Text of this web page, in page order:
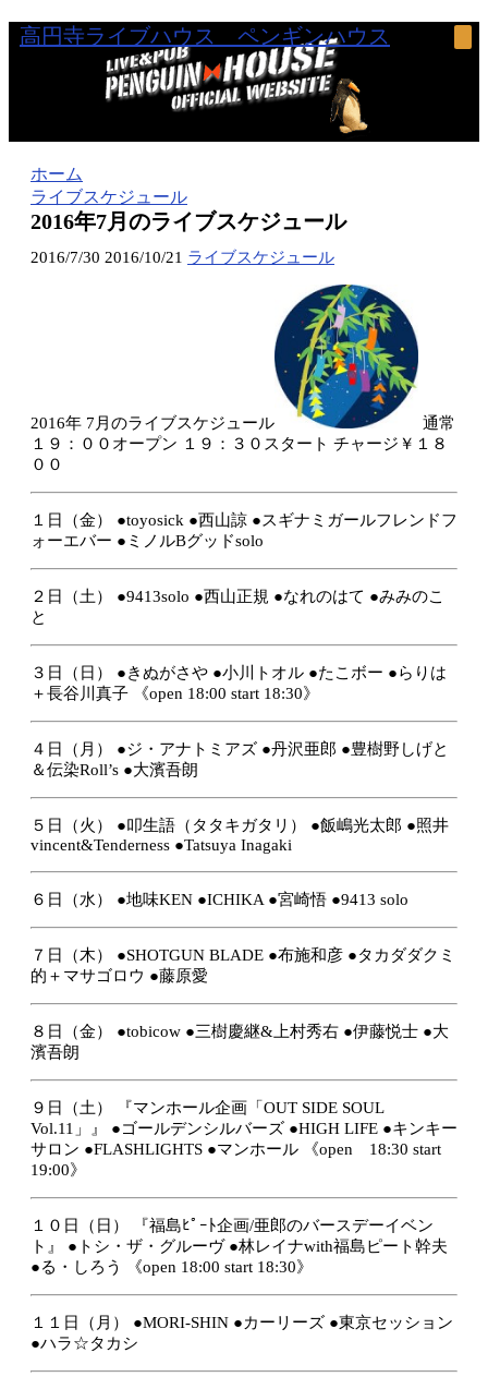
高円寺ライブハウス ペンギンハウス
ホーム
ライブスケジュール
2016年7月のライブスケジュール
2016/7/30 2016/10/21 ライブスケジュール
2016年 7月のライブスケジュール
通常
１９：００オープン １９：３０スタート チャージ￥１８
００
１日（金） ●toyosick ●西山諒 ●スギナミガールフレンドフ
ォーエバー ●ミノルBグッドsolo
２日（土） ●9413solo ●西山正規 ●なれのはて ●みみのこ
と
３日（日） ●きぬがさや ●小川トオル ●たこボー ●らりは
＋長谷川真子 《open 18:00 start 18:30》
４日（月） ●ジ・アナトミアズ ●丹沢亜郎 ●豊樹野しげと
＆伝染Roll’s ●大濱吾朗
５日（火） ●叩生語（タタキガタリ） ●飯嶋光太郎 ●照井
vincent&Tenderness ●Tatsuya Inagaki
６日（水） ●地味KEN ●ICHIKA ●宮崎悟 ●9413 solo
７日（木） ●SHOTGUN BLADE ●布施和彦 ●タカダダクミ
的＋マサゴロウ ●藤原愛
８日（金） ●tobicow ●三樹慶継&上村秀右 ●伊藤悦士 ●大
濱吾朗
９日（土）
『マンホール企画「OUT SIDE SOUL
Vol.11」』
●ゴールデンシルバーズ ●HIGH LIFE ●キンキー
サロン ●FLASHLIGHTS ●マンホール 《open 18:30 start
19:00》
１０日（日）
『福島ﾋﾟｰﾄ企画/亜郎のバースデーイベン
ト』
●トシ・ザ・グルーヴ●林レイナwith福島ピート幹夫
●る・しろう
《open 18:00 start 18:30》
１１日（月） ●MORI-SHIN ●カーリーズ ●東京セッション
●ハラ☆タカシ